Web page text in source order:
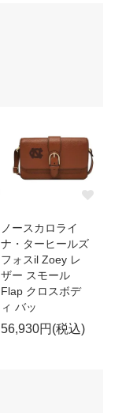
ノースカロライ
ナ・ターヒールズ
フォスil Zoey レ
ザー スモール
Flap クロスボデ
ィ バッ
56,930円(税込)